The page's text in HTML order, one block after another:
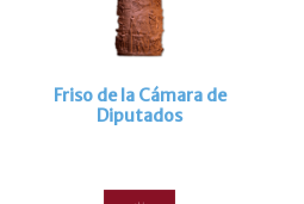
Friso de la Cámara de
Diputados